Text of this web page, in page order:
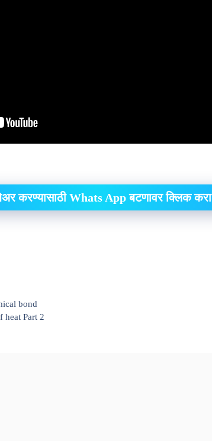
करण्यासाठी Whats App बटणावर क्लिक करा
bond
heat Part 2